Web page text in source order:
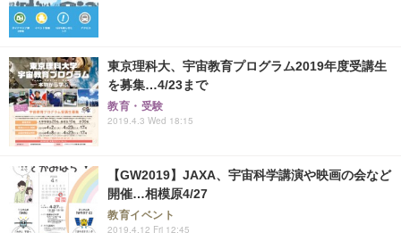
東京理科大、宇宙教育プログラム2019年度受講生
を募集…4/23まで
教育・受験
2019.4.3 Wed 18:15
【GW2019】JAXA、宇宙科学講演や映画の会など
開催…相模原4/27
教育イベント
2019.4.12 Fri 12:45